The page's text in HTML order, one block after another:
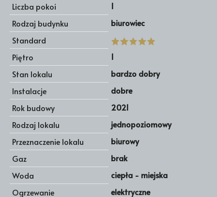
Liczba pokoi
1
Rodzaj budynku
biurowiec
Standard
Piętro
1
Stan lokalu
bardzo dobry
Instalacje
dobre
Rok budowy
2021
Rodzaj lokalu
jednopoziomowy
Przeznaczenie lokalu
biurowy
Gaz
brak
Woda
ciepła - miejska
Ogrzewanie
elektryczne